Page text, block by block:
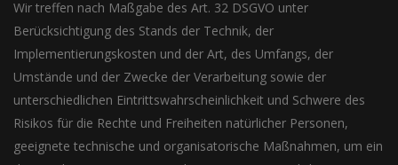
Wir treffen nach Maßgabe des Art. 32 DSGVO unter
Berücksichtigung des Stands der Technik, der
Implementierungskosten und der Art, des Umfangs, der
Umstände und der Zwecke der Verarbeitung sowie der
unterschiedlichen Eintrittswahrscheinlichkeit und Schwere des
Risikos für die Rechte und Freiheiten natürlicher Personen,
geeignete technische und organisatorische Maßnahmen, um ein